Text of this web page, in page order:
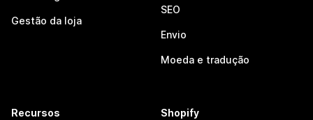
Gestão da loja
SEO
Envio
Moeda e tradução
Recursos Shopify